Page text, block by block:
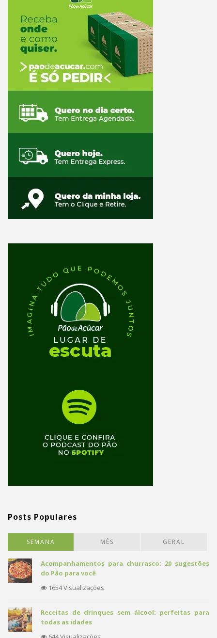
Posts Populares
SEMANA MÊS GERAL
Acompanhamentos para churrasco: 20 sugestões
do Pão para você
1654 Visualizações
Receitas de drinques sem álcool: perfeitas para
todas as idades